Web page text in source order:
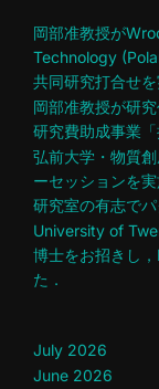
岡部准教授が
Technology
共同研究打合せを
岡部准教授が研
研究費助成事業
弘前大学・物質
ーセッションを実
研究室の有志で
University of
博士をお招きし
た．
July 2026
June 2026